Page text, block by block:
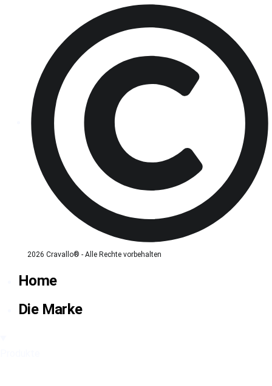
2026 Cravallo® - Alle Rechte vorbehalten
Home
Die Marke